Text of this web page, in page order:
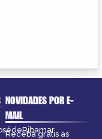
NOVIDADES POR E-
MAIL
Receba grátis as